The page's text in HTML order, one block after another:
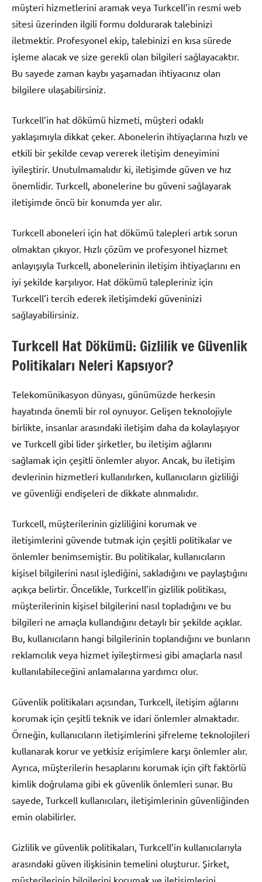
müşteri hizmetlerini aramak veya Turkcell’in resmi web
sitesi üzerinden ilgili formu doldurarak talebinizi
iletmektir. Profesyonel ekip, talebinizi en kısa sürede
işleme alacak ve size gerekli olan bilgileri sağlayacaktır.
Bu sayede zaman kaybı yaşamadan ihtiyacınız olan
bilgilere ulaşabilirsiniz.
Turkcell’in hat dökümü hizmeti, müşteri odaklı
yaklaşımıyla dikkat çeker. Abonelerin ihtiyaçlarına hızlı ve
etkili bir şekilde cevap vererek iletişim deneyimini
iyileştirir. Unutulmamalıdır ki, iletişimde güven ve hız
önemlidir. Turkcell, abonelerine bu güveni sağlayarak
iletişimde öncü bir konumda yer alır.
Turkcell aboneleri için hat dökümü talepleri artık sorun
olmaktan çıkıyor. Hızlı çözüm ve profesyonel hizmet
anlayışıyla Turkcell, abonelerinin iletişim ihtiyaçlarını en
iyi şekilde karşılıyor. Hat dökümü talepleriniz için
Turkcell’i tercih ederek iletişimdeki güveninizi
sağlayabilirsiniz.
Turkcell Hat Dökümü: Gizlilik ve Güvenlik
Politikaları Neleri Kapsıyor?
Telekomünikasyon dünyası, günümüzde herkesin
hayatında önemli bir rol oynuyor. Gelişen teknolojiyle
birlikte, insanlar arasındaki iletişim daha da kolaylaşıyor
ve Turkcell gibi lider şirketler, bu iletişim ağlarını
sağlamak için çeşitli önlemler alıyor. Ancak, bu iletişim
devlerinin hizmetleri kullanılırken, kullanıcıların gizliliği
ve güvenliği endişeleri de dikkate alınmalıdır.
Turkcell, müşterilerinin gizliliğini korumak ve
iletişimlerini güvende tutmak için çeşitli politikalar ve
önlemler benimsemiştir. Bu politikalar, kullanıcıların
kişisel bilgilerini nasıl işlediğini, sakladığını ve paylaştığını
açıkça belirtir. Öncelikle, Turkcell’in gizlilik politikası,
müşterilerinin kişisel bilgilerini nasıl topladığını ve bu
bilgileri ne amaçla kullandığını detaylı bir şekilde açıklar.
Bu, kullanıcıların hangi bilgilerinin toplandığını ve bunların
reklamcılık veya hizmet iyileştirmesi gibi amaçlarla nasıl
kullanılabileceğini anlamalarına yardımcı olur.
Güvenlik politikaları açısından, Turkcell, iletişim ağlarını
korumak için çeşitli teknik ve idari önlemler almaktadır.
Örneğin, kullanıcıların iletişimlerini şifreleme teknolojileri
kullanarak korur ve yetkisiz erişimlere karşı önlemler alır.
Ayrıca, müşterilerin hesaplarını korumak için çift faktörlü
kimlik doğrulama gibi ek güvenlik önlemleri sunar. Bu
sayede, Turkcell kullanıcıları, iletişimlerinin güvenliğinden
emin olabilirler.
Gizlilik ve güvenlik politikaları, Turkcell’in kullanıcılarıyla
arasındaki güven ilişkisinin temelini oluşturur. Şirket,
müşterilerinin bilgilerini korumak ve iletişimlerini